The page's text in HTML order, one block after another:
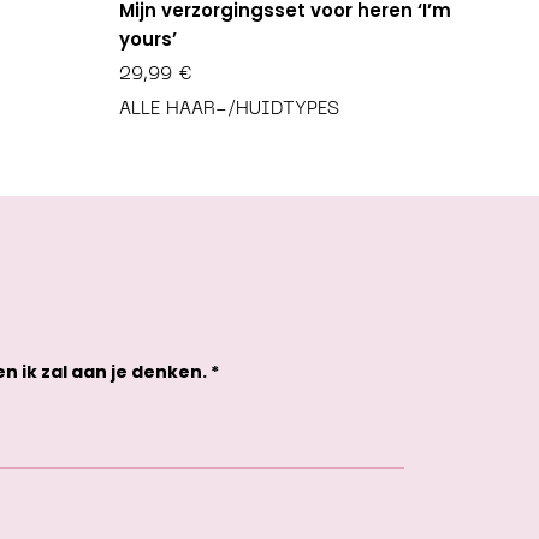
Mijn verzorgingsset voor heren ‘I’m
yours’
29,99 €
ALLE HAAR-/HUIDTYPES
ik zal aan je denken. *